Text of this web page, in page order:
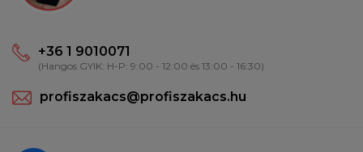
+36 1 9010071
(Hangos GYIK: H-P: 9:00 - 12:00 és 13:00 - 16:30)
profiszakacs@profiszakacs.hu